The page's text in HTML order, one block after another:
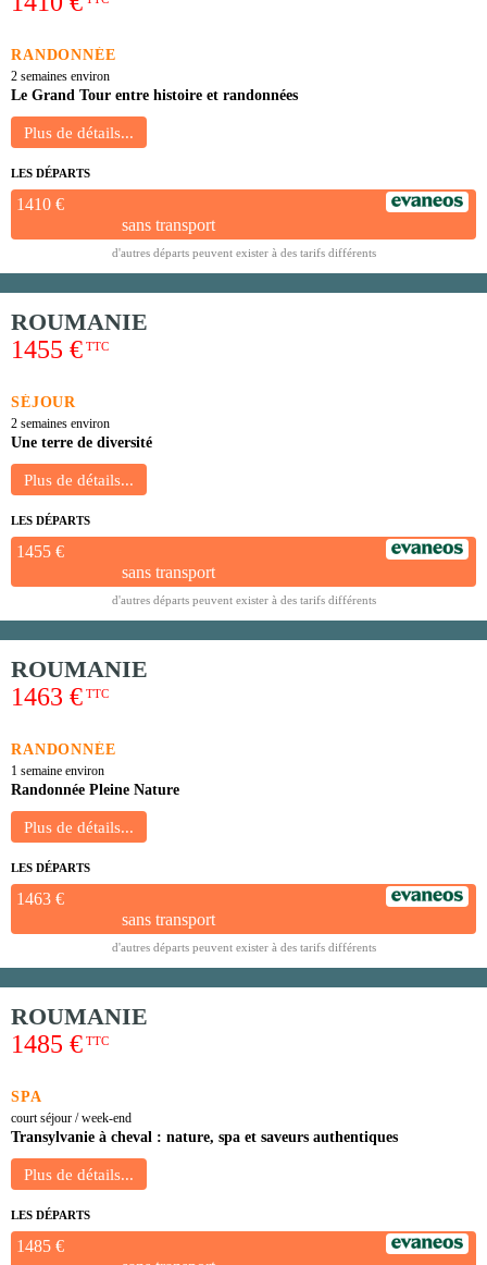
RANDONNÉE
2 semaines environ
Le Grand Tour entre histoire et randonnées
LES DÉPARTS
1410 €
sans transport
d'autres départs peuvent exister à des tarifs différents
ROUMANIE
1455 € TTC
SÉJOUR
2 semaines environ
Une terre de diversité
LES DÉPARTS
1455 €
sans transport
d'autres départs peuvent exister à des tarifs différents
ROUMANIE
1463 € TTC
RANDONNÉE
1 semaine environ
Randonnée Pleine Nature
LES DÉPARTS
1463 €
sans transport
d'autres départs peuvent exister à des tarifs différents
ROUMANIE
1485 € TTC
SPA
court séjour / week-end
Transylvanie à cheval : nature, spa et saveurs authentiques
LES DÉPARTS
1485 €